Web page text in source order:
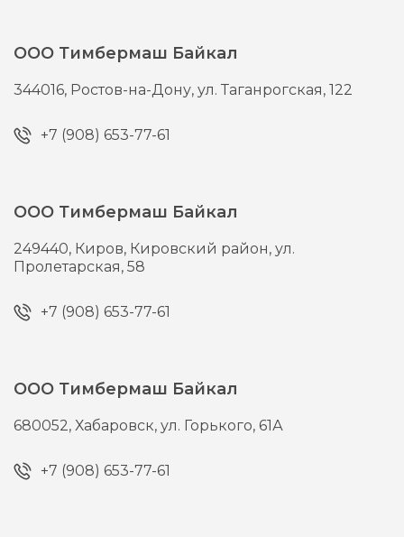
ООО Тимбермаш Байкал
344016, Ростов-на-Дону,ул. Таганрогская, 122
+7 (908) 653-77-61
ООО Тимбермаш Байкал
249440, Киров, Кировский район, ул.
Пролетарская, 58
+7 (908) 653-77-61
ООО Тимбермаш Байкал
680052,Хабаровск,ул. Горького, 61А
+7 (908) 653-77-61